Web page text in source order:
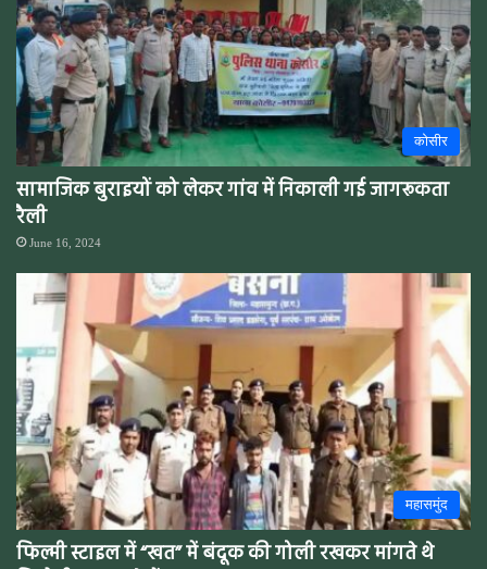
कोसीर
सामाजिक बुराइयों को लेकर गांव में निकाली गई जागरूकता
रैली
June 16, 2024
महासमुंद
फिल्मी स्टाइल में “खत” में बंदूक की गोली रखकर मांगते थे